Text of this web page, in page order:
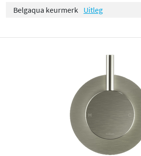
Belgaqua keurmerk Uitleg